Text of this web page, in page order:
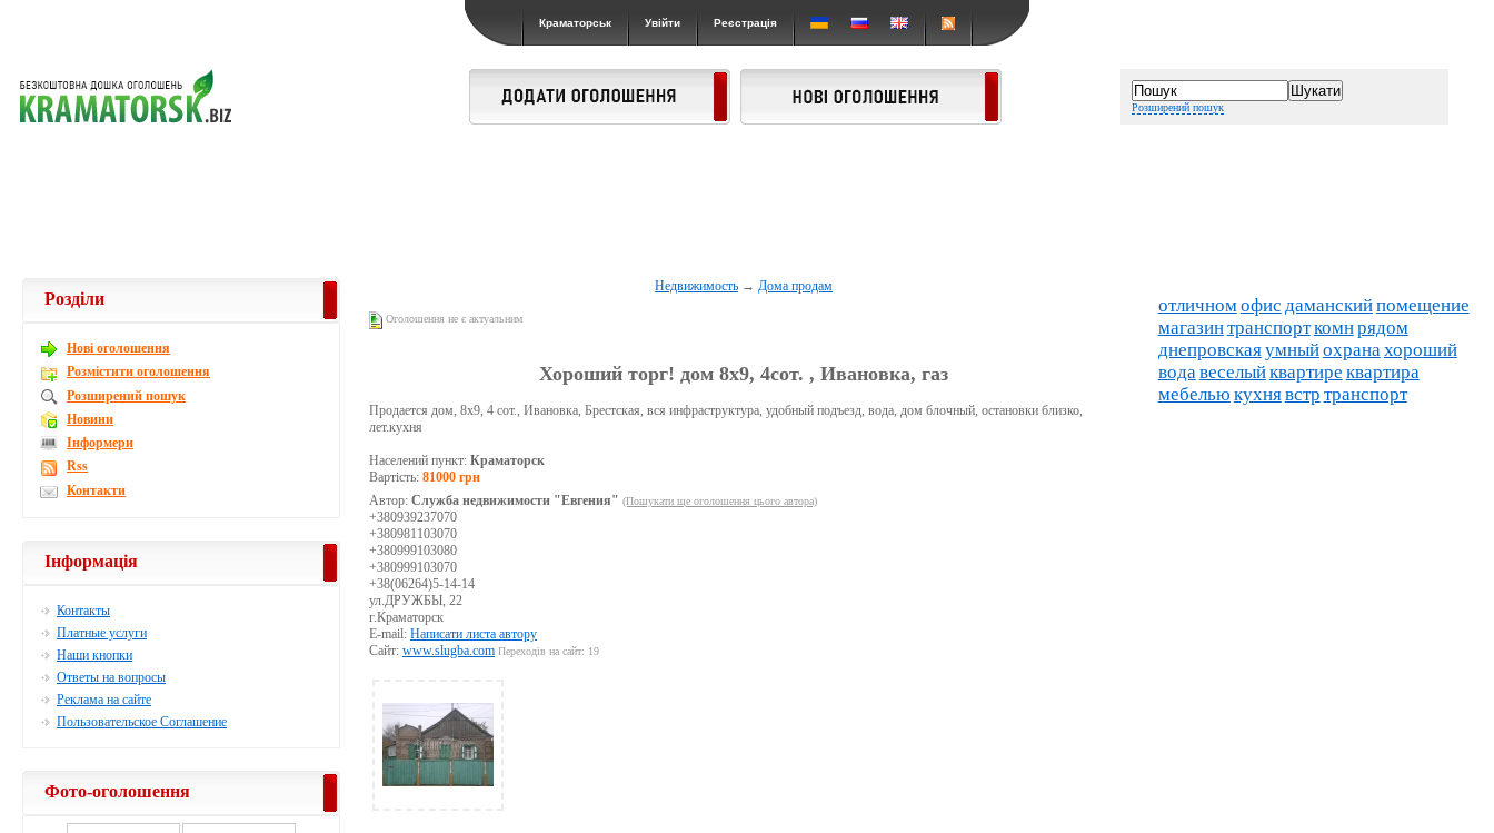
Краматорськ Увійти Реєстрація
Розширений пошук
Недвижимость →Дома продам
Оголошення не є актуальним
Хороший торг! дом 8х9, 4сот. , Ивановка, газ
Продается дом, 8х9, 4 сот., Ивановка, Брестская, вся инфраструктура, удобный подъезд, вода, дом блочный, остановки близко,
лет.кухня
Населений пункт: Краматорск
Вартість: 81000 грн
Автор: Служба недвижимости "Евгения" (Пошукати ще оголошення цього автора)
+380939237070
+380981103070
+380999103080
+380999103070
+38(06264)5-14-14
ул.ДРУЖБЫ, 22
г.Краматорск
E-mail: Написати листа автору
Сайт: www.slugba.com Переходів на сайт: 19
Розділи
Новi оголошення
Розмістити оголошення
Розширений пошук
Новини
Інформери
Rss
Контакти
Інформація
Контакты
Платные услуги
Наши кнопки
Ответы на вопросы
Реклама на сайте
Пользовательское Соглашение
Фото-оголошення
отличномофис даманскийпомещение
магазинтранспорткомнрядом
днепровскаяумныйохранахороший
водавеселыйквартире квартира
мебелью кухнявстр транспорт